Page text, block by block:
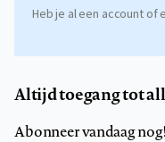
Heb je al een account of
Altijd toegang tot
Abonneer vandaag nog!